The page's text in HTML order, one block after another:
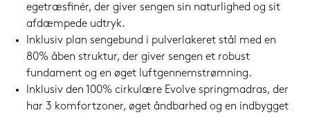
egetræsfinér, der giver sengen sin naturlighed og sit
afdæmpede udtryk.
Inklusiv plan sengebund i pulverlakeret stål med en
80% åben struktur, der giver sengen et robust
fundament og en øget luftgennemstrømning.
Inklusiv den 100% cirkulære Evolve springmadras, der
har 3 komfortzoner, øget åndbarhed og en indbygget